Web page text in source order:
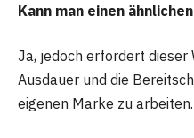
Kann man einen
Ja, jedoch erfordert dieser
Ausdauer und die
eigenen Marke zu arbeiten.